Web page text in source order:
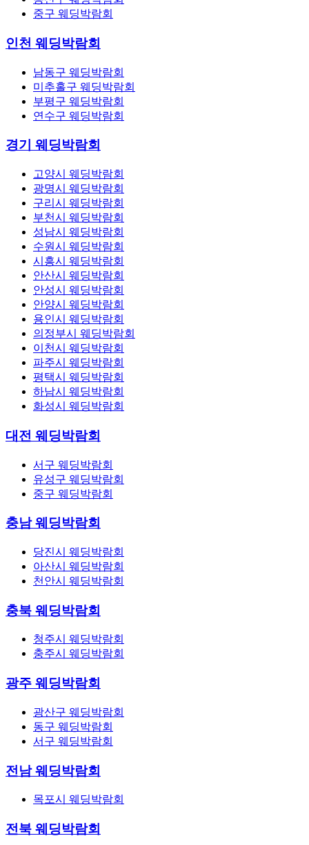
중구 웨딩박람회
인천 웨딩박람회
남동구 웨딩박람회
미추홀구 웨딩박람회
부평구 웨딩박람회
연수구 웨딩박람회
경기 웨딩박람회
고양시 웨딩박람회
광명시 웨딩박람회
구리시 웨딩박람회
부천시 웨딩박람회
성남시 웨딩박람회
수원시 웨딩박람회
시흥시 웨딩박람회
안산시 웨딩박람회
안성시 웨딩박람회
안양시 웨딩박람회
용인시 웨딩박람회
의정부시 웨딩박람회
이천시 웨딩박람회
파주시 웨딩박람회
평택시 웨딩박람회
하남시 웨딩박람회
화성시 웨딩박람회
대전 웨딩박람회
서구 웨딩박람회
유성구 웨딩박람회
중구 웨딩박람회
충남 웨딩박람회
당진시 웨딩박람회
아산시 웨딩박람회
천안시 웨딩박람회
충북 웨딩박람회
청주시 웨딩박람회
충주시 웨딩박람회
광주 웨딩박람회
광산구 웨딩박람회
동구 웨딩박람회
서구 웨딩박람회
전남 웨딩박람회
목포시 웨딩박람회
전북 웨딩박람회